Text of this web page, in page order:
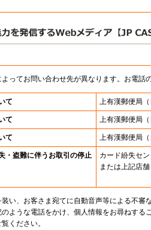
ってお問い合わせ先が異なります。お電話
て 上有漢郵便局
て 上有漢郵便局
て 上有漢郵便局
・盗難に伴うお取引の停止
カード紛失セ
または上記店舗
装い、お客さま宛てに自動音声等による不審
のような電話をかけ、個人情報をお尋ねする
ください。